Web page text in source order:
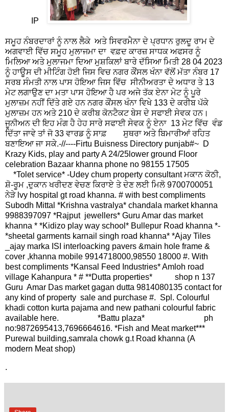
IP
ਸਮੂਹ ਨੰਬਰਦਾਰਾਂ ਨੂੰ ਨਾਲ ਲੈਕੇ ਅਤੇ ਸਿਵਰਮੈਨਾ ਦੇ ਪ੍ਰਧਾਨ ਰੁਲਦੂ ਰਾਮ ਦੇ
ਅਗਵਾਈ ਵਿੱਚ ਸਮੂਹ ਮੁਲਾਜਮਾ ਦਾ ਵਫ਼ਦ ਕਾਰਜ਼ ਸਾਧਕ ਅਫਸਰ ਨੂੰ
ਮਿਲਿਆ ਅਤੇ ਮੁਲਾਜਮਾ ਦਿਆ ਮੁਸ਼ਕਿਲਾਂ ਬਾਰੇ ਦੱਸਿਆ ਮਿਤੀ 28 04 2023
ਨੂੰ ਹਾਊਸ ਦੀ ਮੀਟਿੰਗ ਹੋਈ ਜਿਸ ਵਿਚ ਨਗਰ ਕੌਂਸਲ ਖੰਨਾ ਵੱਲੋਂ ਮੱਤਾ ਨੰਬਰ 17
ਸਰਬ ਸੰਮਤੀ ਨਾਲ ਪਾਸ ਹੋਇਆ ਜਿਸ ਵਿੱਚ ਸੀਨੀਅਰਤਾ ਦੇ ਅਧਾਰ ਤੇ 13
ਮੇਟ ਲਗਾਉਣ ਦਾ ਮਤਾ ਪਾਸ ਹੋਇਆ ਹੈ ਪਰ ਅਜੇ ਤੱਕ ਏਨਾ ਮੇਟ ਨੂੰ ਪੂਰੇ
ਮੁਲਾਜ਼ਮ ਨਹੀਂ ਦਿੱਤੇ ਗਏ ਹਨ ਨਗਰ ਕੌਂਸਲ ਖੰਨਾ ਵਿਖੇ 133 ਦੇ ਕਰੀਬ ਪੱਕੇ
ਮੁਲਾਜ਼ਮ ਹਨ ਅਤੇ 210 ਦੇ ਕਰੀਬ ਕੋਨਟੈਕਟ ਬੇਸ ਦੇ ਸਫਾਈ ਸੇਵਕ ਹਨ।
ਜੂਨੀਅਨ ਦੀ ਇਹ ਮੰਗ ਹੈ ਹੇਹ ਸਾਰੇ ਸਫਾਈ ਸੇਵਕ ਨੂੰ ਏਨਾ 13 ਮੇਟ ਵਿੱਚ ਵੰਡ
ਦਿੱਤਾ ਜਾਵੇ ਤਾਂ ਜੋ 33 ਵਾਰਡ ਨੂੰ ਸਾਫ਼ ਸੁਥਰਾ ਅਤੇ ਬਿਮਾਰੀਆਂ ਰਹਿਤ
ਬਣਾਇਆ ਜਾ ਸਕੇ.-//----Firtu Buisness Directory punjab#~ D
Krazy Kids, play and party A 24/25lower ground Floor
celebration Bazaar khanna phone no 98155 17505
*Tolet service* -Udey chum property consultant ਮਕਾਨ ਕੋਠੀ,
ਸ਼ੋ-ਰੂਮ ,ਦੁਕਾਨ ਖਰੀਦਣ ਵੇਚਣ ਕਿਰਾਏ ਤੇ ਦੇਣ ਲਈ ਮਿਲੋ 9700700051
ਨੇੜੇ lvy hospital gt road khanna. # with best compliments
Subodh Mittal *Krishna vastralya* chandala market khanna
9988397097 *Rajput jewellers* Guru Amar das market
khanna * *Kidizo play way school* Bullepur Road khanna *-
*sheetal garments karnail singh road khanna* *Ajay Tiles
_ajay marka ISI interloacking pavers &main hole frame &
cover ,khanna mobile 9914718000,98550 18000 #. With
best compliments *Kansal Feed Industries* Amloh road
village Kahanpura * # **Dutta properties* shop n 137
Guru Amar Das market gagan dutta 9814080135 contact for
any kind of property sale and purchase #. Spl. Colourful
khadi cotton kurta pajama and new pathani colourful fabric
available here. *Battu plaza* ph
no:9872695413,7696664616. *Fish and Meat market***
Purewal building,samrala chowk g.t Road khanna (A
modern Meat shop)
.